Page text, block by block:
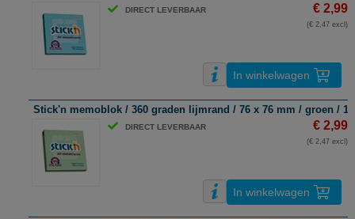
DIRECT LEVERBAAR € 2,99
(€ 2,47 excl)
In winkelwagen
Stick'n memoblok / 360 graden lijmrand / 76 x 76 mm / groen /
DIRECT LEVERBAAR € 2,99
(€ 2,47 excl)
In winkelwagen